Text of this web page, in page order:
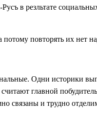
в резльтате
повторять их нет
Одни историки
главной
связаны и трудно